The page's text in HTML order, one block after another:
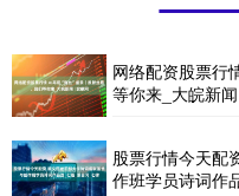
网络配资股票行
等你来_大皖新
股票行情今天配
作班学员诗词作